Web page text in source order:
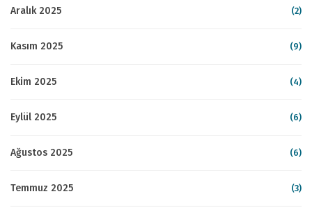
Aralık 2025 (2)
Kasım 2025 (9)
Ekim 2025 (4)
Eylül 2025 (6)
Ağustos 2025 (6)
Temmuz 2025 (3)